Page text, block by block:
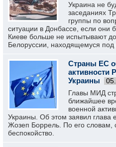
Украина не
заседаниях
группы по
ситуации в Донбассе, если они
Киеве больше не испытывают
Белоруссии, находящемуся под
Страны ЕС
активности
Украины
Главы МИД
ближайшее
военной
Украины. Об этом заявил глава
Жозеп Боррель. По его словам,
беспокойство.